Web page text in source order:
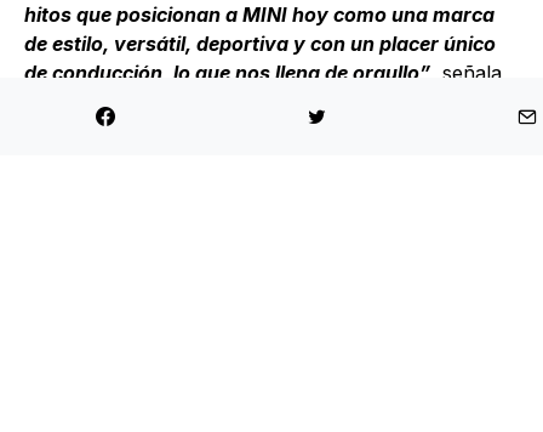
hitos que posicionan a MINI hoy como una marca
de estilo, versátil, deportiva y con un placer único
de conducción, lo que nos llena de orgullo” , señala
Sebastián Dañil, gerente de MINI Chile sobre este
aniversario.